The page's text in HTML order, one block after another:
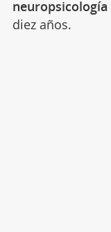
neuropsicología
diez años.